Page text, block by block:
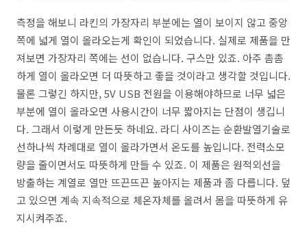
측정을 해보니 라킨의 가장자리 부분에는 열이 보이지 않고 중앙
쪽에 넓게 열이 올라오는게 확인이 되었습니다. 실제로 제품을 만
져보면 가장자리 쪽에는 선이 없습니다. 구스만 있죠. 아주 촘촘
하게 열이 올라오면 더 따뜻하고 좋을 것이라고 생각할 것입니다.
물론 그렇긴 하지만, 5V USB 전원을 이용해야하므로 너무 넓은
부분에 열이 올라오면 사용시간이 너무 짧아지는 단점이 생깁니
다. 그래서 이렇게 만든듯 하네요. 라디 사이즈는 순환발열기술로
선하나씩 차례대로 열이 올라가면서 온도를 높입니다. 전력소모
량을 줄이면서도 따뜻하게 만들 수 있죠. 이 제품은 원적외선을
방출하는 계열로 열만 뜨끈뜨끈 높아지는 제품과 좀 다릅니다. 덮
고 있으면 계속 지속적으로 체온자체를 올려서 몸을 따뜻하게 유
지시켜주죠.